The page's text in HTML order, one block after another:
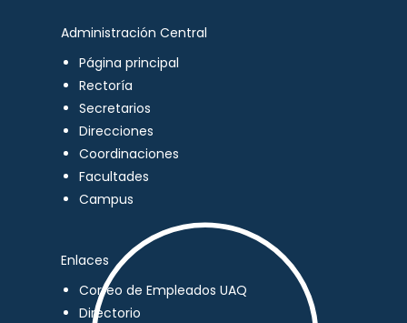
Administración Central
Página principal
Rectoría
Secretarios
Direcciones
Coordinaciones
Facultades
Campus
Enlaces
Correo de Empleados UAQ
Directorio